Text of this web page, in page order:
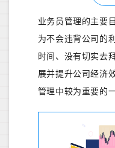
业务员管理的主要
为不会违背公司的
时间、没有切实去
展并提升公司经济
管理中较为重要的